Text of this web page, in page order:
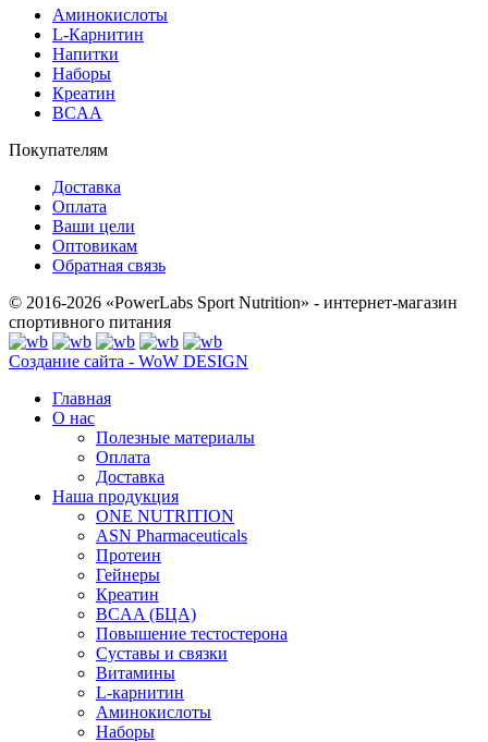
Аминокислоты
L-Карнитин
Напитки
Наборы
Креатин
BCAA
Покупателям
Доставка
Оплата
Ваши цели
Оптовикам
Обратная связь
© 2016-2026 «PowerLabs Sport Nutrition» - интернет-магазин
спортивного питания
Создание сайта - WoW DESIGN
Главная
О нас
Полезные материалы
Оплата
Доставка
Наша продукция
ONE NUTRITION
ASN Pharmaceuticals
Протеин
Гейнеры
Креатин
BCAA (БЦА)
Повышение тестостерона
Суставы и связки
Витамины
L-карнитин
Аминокислоты
Наборы